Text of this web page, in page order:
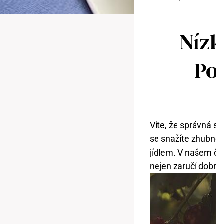
Víte, že správná
se snažíte
jídlem. V našem
nejen zaručí